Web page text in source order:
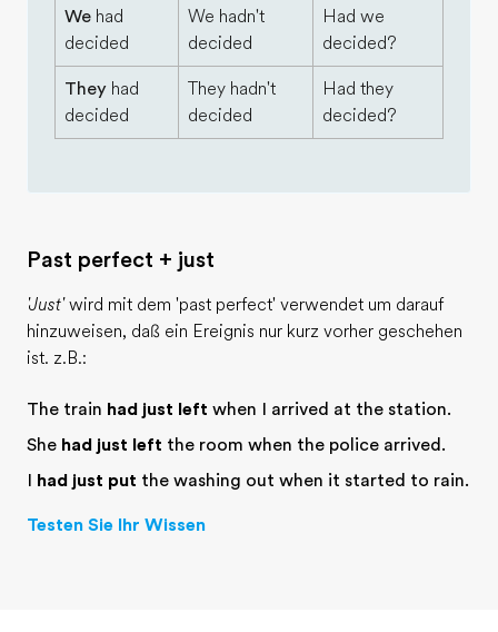
We had
decided
We hadn't
decided
Had we
decided?
They had
decided
They hadn't
decided
Had they
decided?
Past perfect + just
'Just'wird mit dem 'past perfect' verwendet um darauf
hinzuweisen, daß ein Ereignis nur kurz vorher geschehen
ist. z.B.:
The train had just left when I arrived at the station.
She had just left the room when the police arrived.
I had just put the washing out when it started to rain.
Testen Sie Ihr Wissen